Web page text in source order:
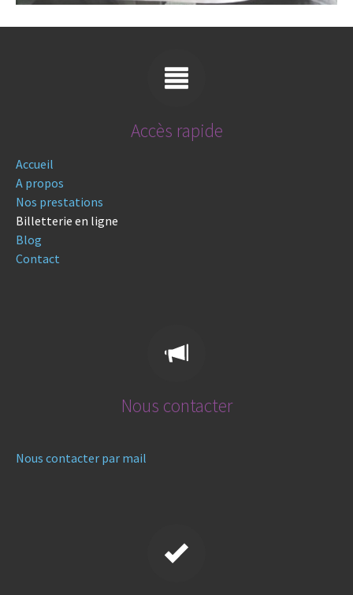
Accès rapide
Accueil
A propos
Nos prestations
Billetterie en ligne
Blog
Contact
Nous contacter
Nous contacter par mail